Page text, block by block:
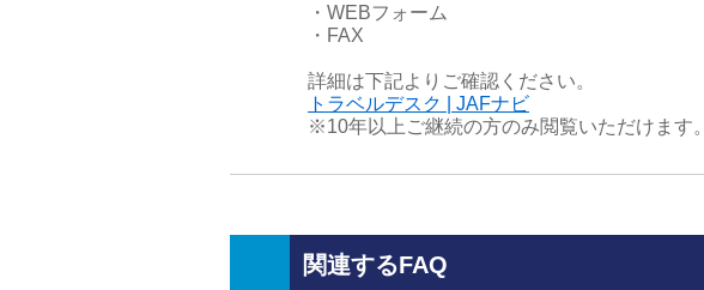
・WEBフォーム
・FAX
詳細は下記よりご確認ください。
トラベルデスク | JAFナビ
※10年以上ご継続の方のみ閲覧いただけます。
関連するFAQ